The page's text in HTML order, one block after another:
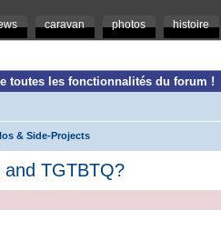
caravan photos histoire
toutes les fonctionnalités du forum !
& Side-Projects
TGTBTQ?